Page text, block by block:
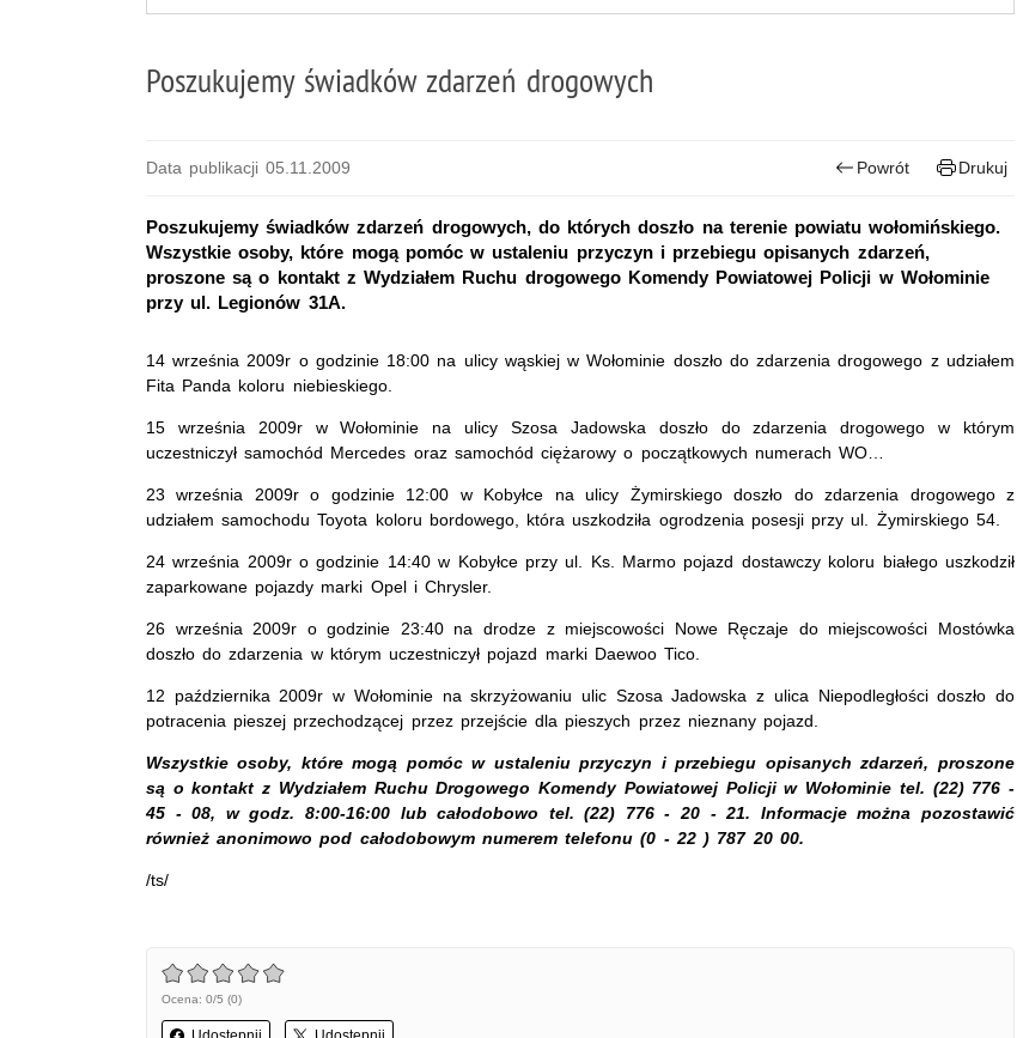
Poszukujemy świadków zdarzeń drogowych
Data publikacji 05.11.2009 Powrót Drukuj
Poszukujemy świadków zdarzeń drogowych, do których doszło na terenie powiatu wołomińskiego.
Wszystkie osoby, które mogą pomóc w ustaleniu przyczyn i przebiegu opisanych zdarzeń,
proszone są o kontakt z Wydziałem Ruchu drogowego Komendy Powiatowej Policji w Wołominie
przy ul. Legionów 31A.
14 września 2009r o godzinie 18:00 na ulicy wąskiej w Wołominie doszło do zdarzenia drogowego z udziałem
Fita Panda koloru niebieskiego.
15 września 2009r w Wołominie na ulicy Szosa Jadowska doszło do zdarzenia drogowego w którym
uczestniczył samochód Mercedes oraz samochód ciężarowy o początkowych numerach WO…
23 września 2009r o godzinie 12:00 w Kobyłce na ulicy Żymirskiego doszło do zdarzenia drogowego z
udziałem samochodu Toyota koloru bordowego, która uszkodziła ogrodzenia posesji przy ul. Żymirskiego 54.
24 września 2009r o godzinie 14:40 w Kobyłce przy ul. Ks. Marmo pojazd dostawczy koloru białego uszkodził
zaparkowane pojazdy marki Opel i Chrysler.
26 września 2009r o godzinie 23:40 na drodze z miejscowości Nowe Ręczaje do miejscowości Mostówka
doszło do zdarzenia w którym uczestniczył pojazd marki Daewoo Tico.
12 października 2009r w Wołominie na skrzyżowaniu ulic Szosa Jadowska z ulica Niepodległości doszło do
potracenia pieszej przechodzącej przez przejście dla pieszych przez nieznany pojazd.
Wszystkie osoby, które mogą pomóc w ustaleniu przyczyn i przebiegu opisanych zdarzeń, proszone
są o kontakt z Wydziałem Ruchu Drogowego Komendy Powiatowej Policji w Wołominie tel. (22) 776 -
45 - 08, w godz. 8:00-16:00 lub całodobowo tel. (22) 776 - 20 - 21. Informacje można pozostawić
również anonimowo pod całodobowym numerem telefonu (0 - 22 ) 787 20 00.
/ts/
Ocena: 0/5 (0)